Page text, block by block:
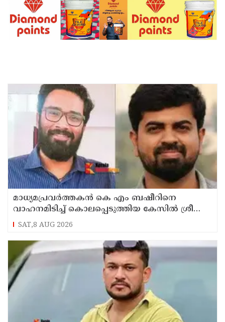
മാധ്യമപ്രവര്‍ത്തകന്‍ കെ എം ബഷീറിനെ
വാഹനമിടിച്ച് കൊലപ്പെടുത്തിയ കേസില്‍ ശ്രീറാം
വെങ്കിട്ടരാമനെതിരെ സാക്ഷിമൊഴി
SAT,8 AUG 2026